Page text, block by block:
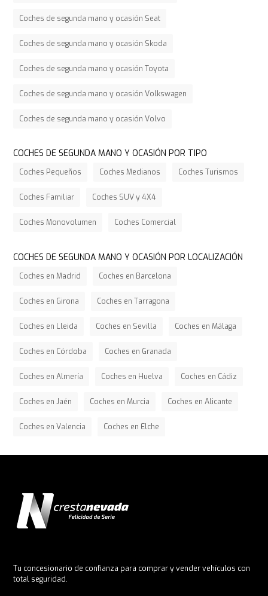
Coches de segunda mano y ocasión Seat
Coches de segunda mano y ocasión Skoda
Coches de segunda mano y ocasión Toyota
Coches de segunda mano y ocasión Volkswagen
Coches de segunda mano y ocasión Volvo
COCHES DE SEGUNDA MANO Y OCASIÓN POR TIPO
Coches Pequeños Coches Medianos Coches Turismos
Coches Familiar Coches SUV y 4X4
Coches Monovolumen Coches Comercial
COCHES DE SEGUNDA MANO Y OCASIÓN POR LOCALIZACIÓN
Coches en Madrid Coches en Barcelona
Coches en Girona Coches en Tarragona
Coches en Lleida Coches en Sevilla Coches en Málaga
Coches en Córdoba Coches en Granada
Coches en Almería Coches en Huelva Coches en Cádiz
Coches en Jaén Coches en Murcia Coches en Alicante
Coches en Valencia Coches en Elche
Tu concesionario de confianza para comprar y vender vehículos con
total seguridad.